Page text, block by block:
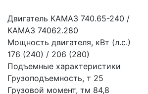
Двигатель КАМАЗ 740.65-240 /
КАМАЗ 74062.280
Мощность двигателя, кВт (л.с.)
176 (240) / 206 (280)
Подъемные характеристики
Грузоподъемность, т 25
Грузовой момент, тм 84,8